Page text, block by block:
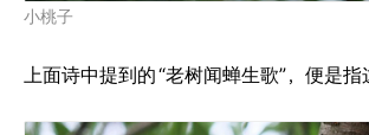
小桃子
上面诗中提到的“老树闻蝉生歌”，便是指